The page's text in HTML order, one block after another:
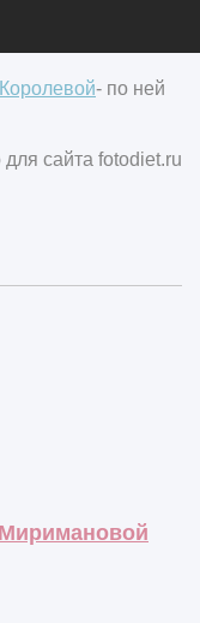
- по ней
сайта fotodiet.ru